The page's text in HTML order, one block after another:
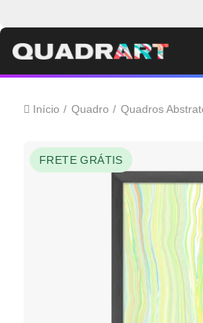
Início Quadro Quadros
FRETE GRÁTIS